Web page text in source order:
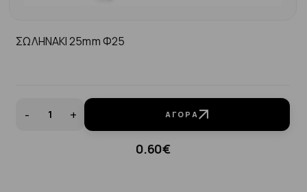
ΣΩΛΗΝΑΚΙ 25mm Φ25
- + ΑΓΟΡΆ
0.60€